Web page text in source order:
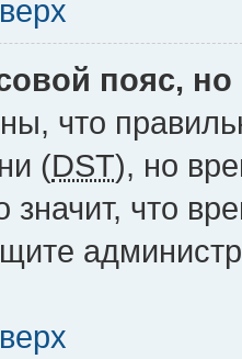
пояс,
что
(DST), но
значит, что